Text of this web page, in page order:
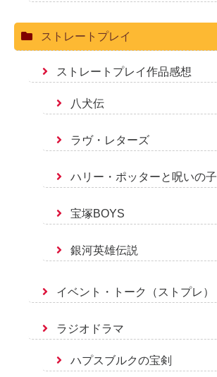
ストレートプレイ
ストレートプレイ作品感想
八犬伝
ラヴ・レターズ
ハリー・ポッターと呪いの子
宝塚BOYS
銀河英雄伝説
イベント・トーク（ストプレ）
ラジオドラマ
ハプスブルクの宝剣